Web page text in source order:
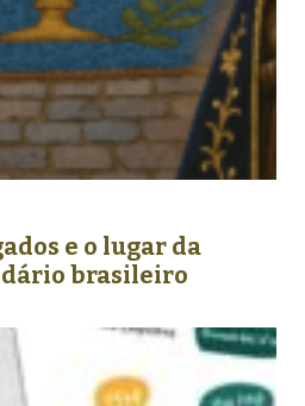
e o lugar da
brasileiro